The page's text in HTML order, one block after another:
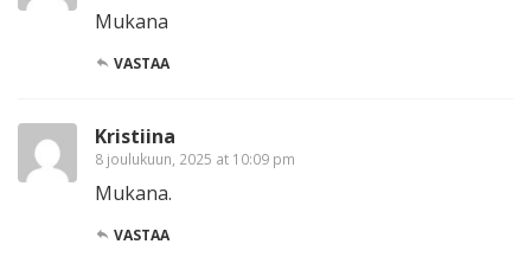
Mukana
VASTAA
Kristiina
8 joulukuun, 2025 at 10:09 pm
Mukana.
VASTAA